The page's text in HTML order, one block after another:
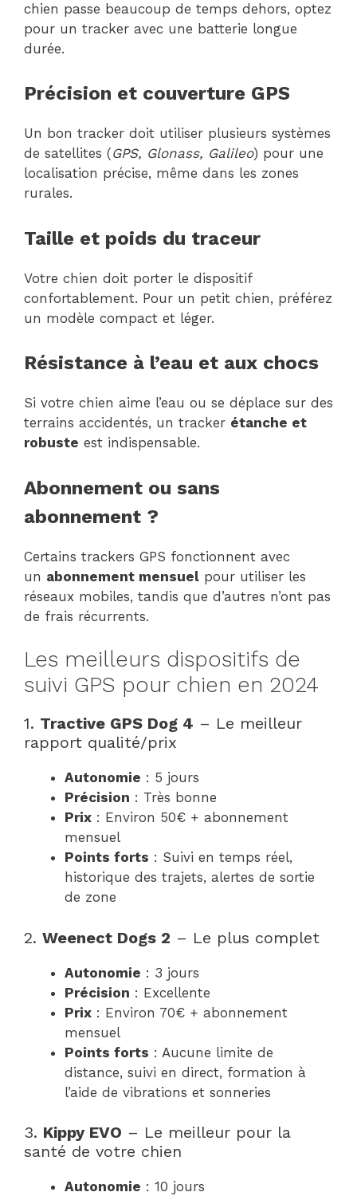
chien passe beaucoup de temps dehors, optez
pour un tracker avec une batterie longue
durée.
Précision et couverture GPS
Un bon tracker doit utiliser plusieurs systèmes
de satellites (GPS, Glonass, Galileo) pour une
localisation précise, même dans les zones
rurales.
Taille et poids du traceur
Votre chien doit porter le dispositif
confortablement. Pour un petit chien, préférez
un modèle compact et léger.
Résistance à l’eau et aux chocs
Si votre chien aime l’eau ou se déplace sur des
terrains accidentés, un tracker étanche et
robuste est indispensable.
Abonnement ou sans
abonnement ?
Certains trackers GPS fonctionnent avec
un abonnement mensuel pour utiliser les
réseaux mobiles, tandis que d’autres n’ont pas
de frais récurrents.
Les meilleurs dispositifs de
suivi GPS pour chien en 2024
1. Tractive GPS Dog 4 – Le meilleur
rapport qualité/prix
Autonomie : 5 jours
Précision : Très bonne
Prix : Environ 50€ + abonnement
mensuel
Points forts : Suivi en temps réel,
historique des trajets, alertes de sortie
de zone
2. Weenect Dogs 2 – Le plus complet
Autonomie : 3 jours
Précision : Excellente
Prix : Environ 70€ + abonnement
mensuel
Points forts : Aucune limite de
distance, suivi en direct, formation à
l’aide de vibrations et sonneries
3. Kippy EVO – Le meilleur pour la
santé de votre chien
Autonomie : 10 jours